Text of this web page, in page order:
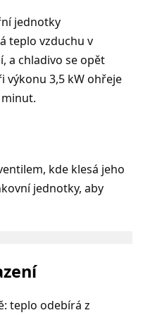
jednotky
teplo vzduchu v
a chladivo se opět
výkonu 3,5 kW ohřeje
kde klesá jeho
jednotky, aby
í
teplo odebírá z